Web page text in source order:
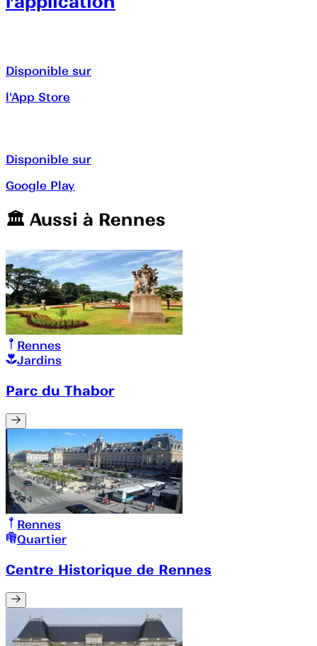
Disponible sur
l'App Store
Disponible sur
Google Play
🏛️️ Aussi à Rennes
Rennes
Jardins
Parc du Thabor
Rennes
Quartier
Centre Historique de Rennes